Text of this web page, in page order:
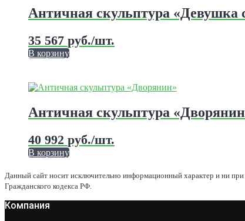
Античная скульптура «Девушка
35 567 руб./шт.
В корзину
имеет
несколько
Опции
можно
выбрать
странице
товара.
Античная скульптура
40 992 руб./шт.
В корзину
Этот
имеет
несколько
Опции
можно
выбрать
на
Данный сайт носит исключительно информационный характер и ни
Гражданского кодекса РФ.
Компания